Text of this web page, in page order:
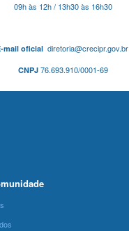
09h às 12h / 13h30 às 16h30
mail oficialdiretoria@crecipr.gov.br
CNPJ76.693.910/0001-69